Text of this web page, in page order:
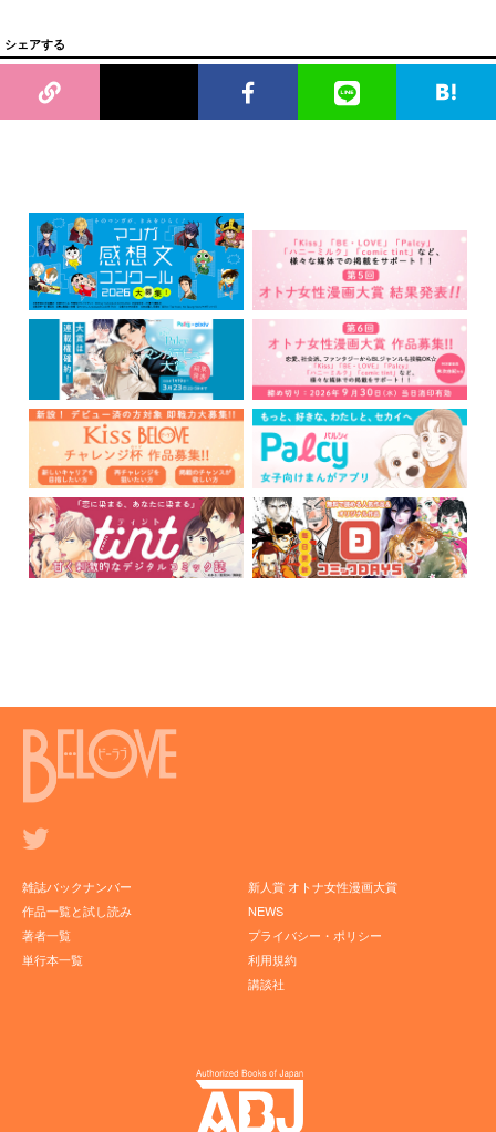
シェアする
雑誌バックナンバー
作品一覧と試し読み
著者一覧
単行本一覧
新人賞 オトナ女性漫画大賞
NEWS
プライバシー・ポリシー
利用規約
講談社